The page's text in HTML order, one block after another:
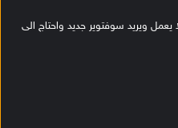
ويريد سوفتوير جديد واحتاج الى